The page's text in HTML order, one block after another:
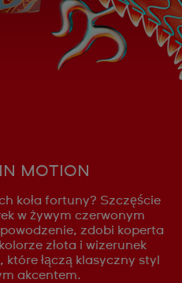
MOTION
koła fortuny? Szczęście
w żywym czerwonym
zdobi koperta
złota i wizerunek
łączą klasyczny styl
akcentem.